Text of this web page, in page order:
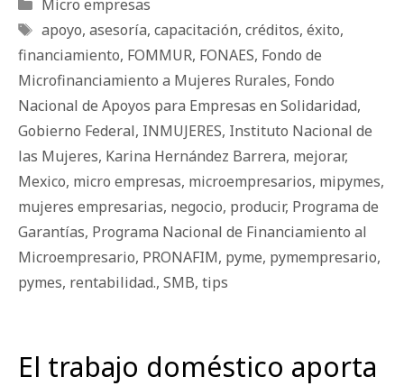
Micro empresas
Etiquetas
apoyo, asesoría, capacitación, créditos, éxito,
financiamiento, FOMMUR, FONAES, Fondo de
Microfinanciamiento a Mujeres Rurales, Fondo
Nacional de Apoyos para Empresas en Solidaridad,
Gobierno Federal, INMUJERES, Instituto Nacional de
las Mujeres, Karina Hernández Barrera, mejorar,
Mexico, micro empresas, microempresarios, mipymes,
mujeres empresarias, negocio, producir, Programa de
Garantías, Programa Nacional de Financiamiento al
Microempresario, PRONAFIM, pyme, pymempresario,
pymes, rentabilidad., SMB, tips
El trabajo doméstico aporta